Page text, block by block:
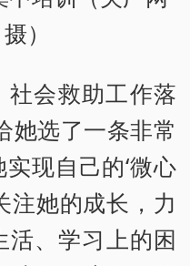
）
会救助工作落
她选了一条非常
现自己的‘微心
注她的成长，力
活、学习上的困